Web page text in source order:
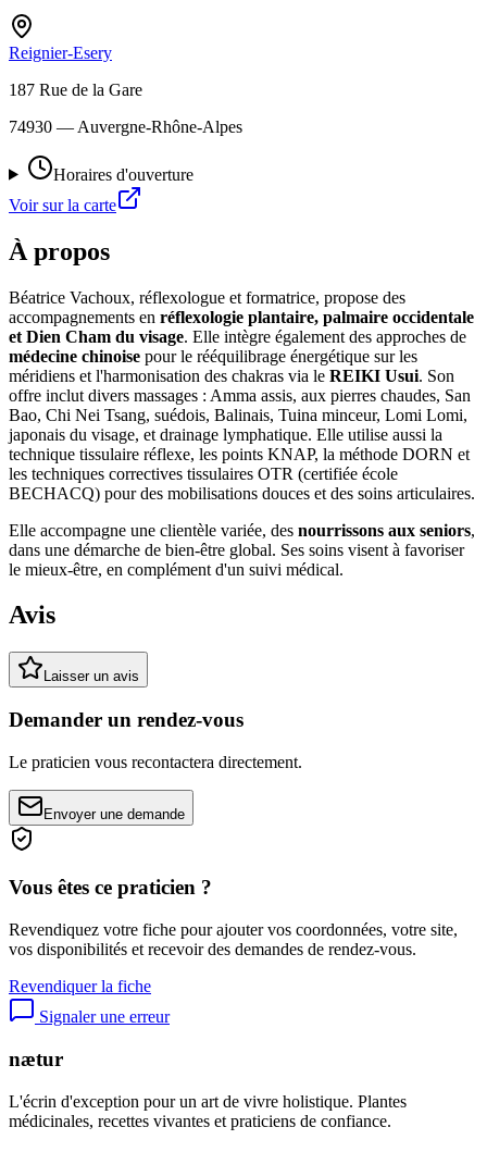
Reignier-Esery
187 Rue de la Gare
74930 — Auvergne-Rhône-Alpes
Horaires d'ouverture
Voir sur la carte
À propos
Béatrice Vachoux, réflexologue et formatrice, propose des
accompagnements en réflexologie plantaire, palmaire occidentale
et Dien Cham du visage. Elle intègre également des approches de
médecine chinoise pour le rééquilibrage énergétique sur les
méridiens et l'harmonisation des chakras via le REIKI Usui. Son
offre inclut divers massages : Amma assis, aux pierres chaudes, San
Bao, Chi Nei Tsang, suédois, Balinais, Tuina minceur, Lomi Lomi,
japonais du visage, et drainage lymphatique. Elle utilise aussi la
technique tissulaire réflexe, les points KNAP, la méthode DORN et
les techniques correctives tissulaires OTR (certifiée école
BECHACQ) pour des mobilisations douces et des soins articulaires.
Elle accompagne une clientèle variée, des nourrissons aux seniors,
dans une démarche de bien-être global. Ses soins visent à favoriser
le mieux-être, en complément d'un suivi médical.
Avis
Laisser un avis
Demander un rendez-vous
Le praticien vous recontactera directement.
Envoyer une demande
Vous êtes ce praticien ?
Revendiquez votre fiche pour ajouter vos coordonnées, votre site,
vos disponibilités et recevoir des demandes de rendez-vous.
Revendiquer la fiche
Signaler une erreur
nætur
L'écrin d'exception pour un art de vivre holistique. Plantes
médicinales, recettes vivantes et praticiens de confiance.